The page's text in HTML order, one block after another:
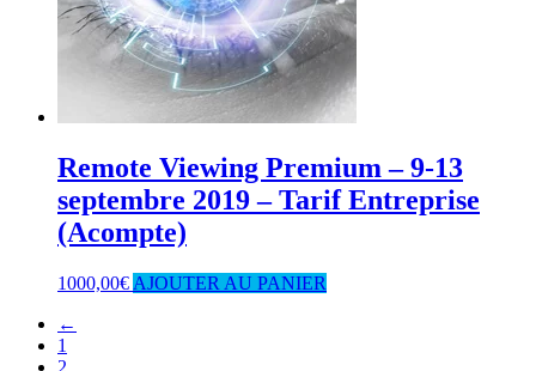
Remote Viewing Premium – 9-13
septembre 2019 – Tarif Entreprise
(Acompte)
1000,00€ AJOUTER AU PANIER
←
1
2